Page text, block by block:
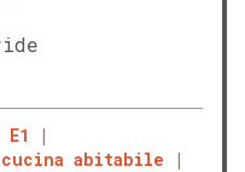
cucina abitabile